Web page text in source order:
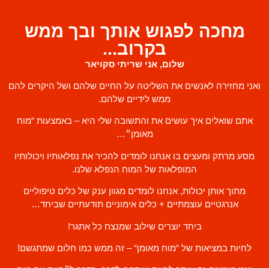
מחכה לפגוש אותך ובך ממש
בקרוב...
שלום, אני שריתי סקויאר
ואני מחזירה לאנשים את השליטה על החיים שלהם ושל היקרים להם
ממש לידיים שלהם.
אתם שואלים איך עושים את והתשובה שלי היא – באמצעות “מוח
מאומן״…
מסע מרתק ומעצים בו אנחנו לומדים להכיר את נפלאותיו ויכולותיו
המופלאות של המוח הנפלא שלנו.
מתוך אותן יכולות, אנחנו לומדים מגוון ענק של כלים טיפוליים
אנרגטיים עוצמתיים + כלים אימוניים תודעתיים שביחד…
ביחד יוצרים שילוב שמנצח כל אתגר!
לחיות במציאות של “מוח מאומן“ – זה ממש כמו חלום שמתגשם!